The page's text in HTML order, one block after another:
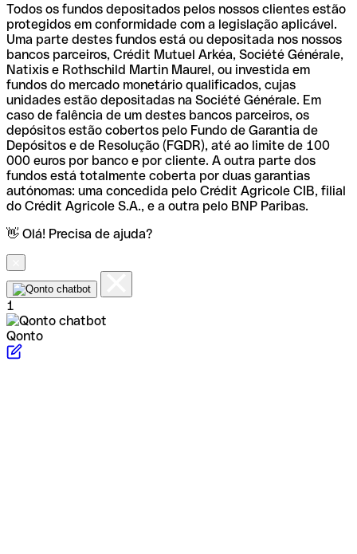
Todos os fundos depositados pelos nossos clientes estão
protegidos em conformidade com a legislação aplicável.
Uma parte destes fundos está ou depositada nos nossos
bancos parceiros, Crédit Mutuel Arkéa, Société Générale,
Natixis e Rothschild Martin Maurel, ou investida em
fundos do mercado monetário qualificados, cujas
unidades estão depositadas na Société Générale. Em
caso de falência de um destes bancos parceiros, os
depósitos estão cobertos pelo Fundo de Garantia de
Depósitos e de Resolução (FGDR), até ao limite de 100
000 euros por banco e por cliente. A outra parte dos
fundos está totalmente coberta por duas garantias
autónomas: uma concedida pelo Crédit Agricole CIB, filial
do Crédit Agricole S.A., e a outra pelo BNP Paribas.
👋 Olá! Precisa de ajuda?
1
Qonto